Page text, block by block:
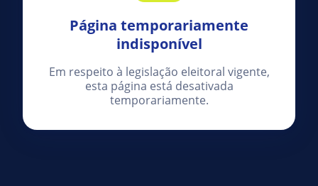
Página temporariamente
indisponível
Em respeito à legislação eleitoral vigente,
esta página está desativada
temporariamente.